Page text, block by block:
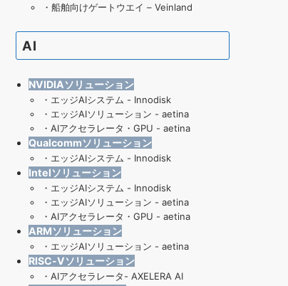
・ 船舶向けゲートウエイ – Veinland
AI
NVIDIAソリューション
・ エッジAIシステム - Innodisk
・ エッジAIソリューション - aetina
・ AIアクセラレータ・GPU - aetina
Qualcommソリューション
・ エッジAIシステム - Innodisk
Intelソリューション
・ エッジAIシステム - Innodisk
・ エッジAIソリューション - aetina
・ AIアクセラレータ・GPU - aetina
ARMソリューション
・ エッジAIソリューション - aetina
RISC-Vソリューション
・ AIアクセラレータ- AXELERA AI